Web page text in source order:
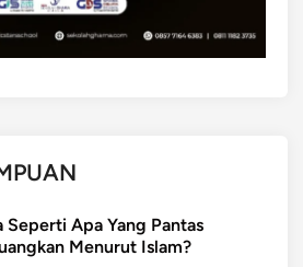
Seperti Apa Yang Pantas
Menurut Islam?